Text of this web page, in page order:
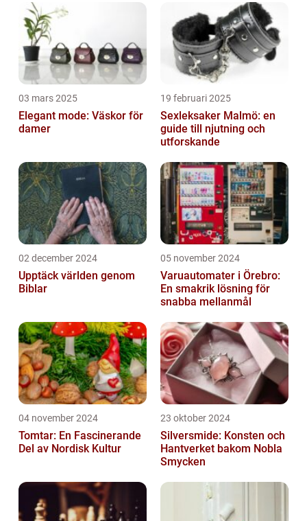
03 mars 2025
Elegant mode: Väskor för
damer
19 februari 2025
Sexleksaker Malmö: en
guide till njutning och
utforskande
02 december 2024
Upptäck världen genom
Biblar
05 november 2024
Varuautomater i Örebro:
En smakrik lösning för
snabba mellanmål
04 november 2024
Tomtar: En Fascinerande
Del av Nordisk Kultur
23 oktober 2024
Silversmide: Konsten och
Hantverket bakom Nobla
Smycken